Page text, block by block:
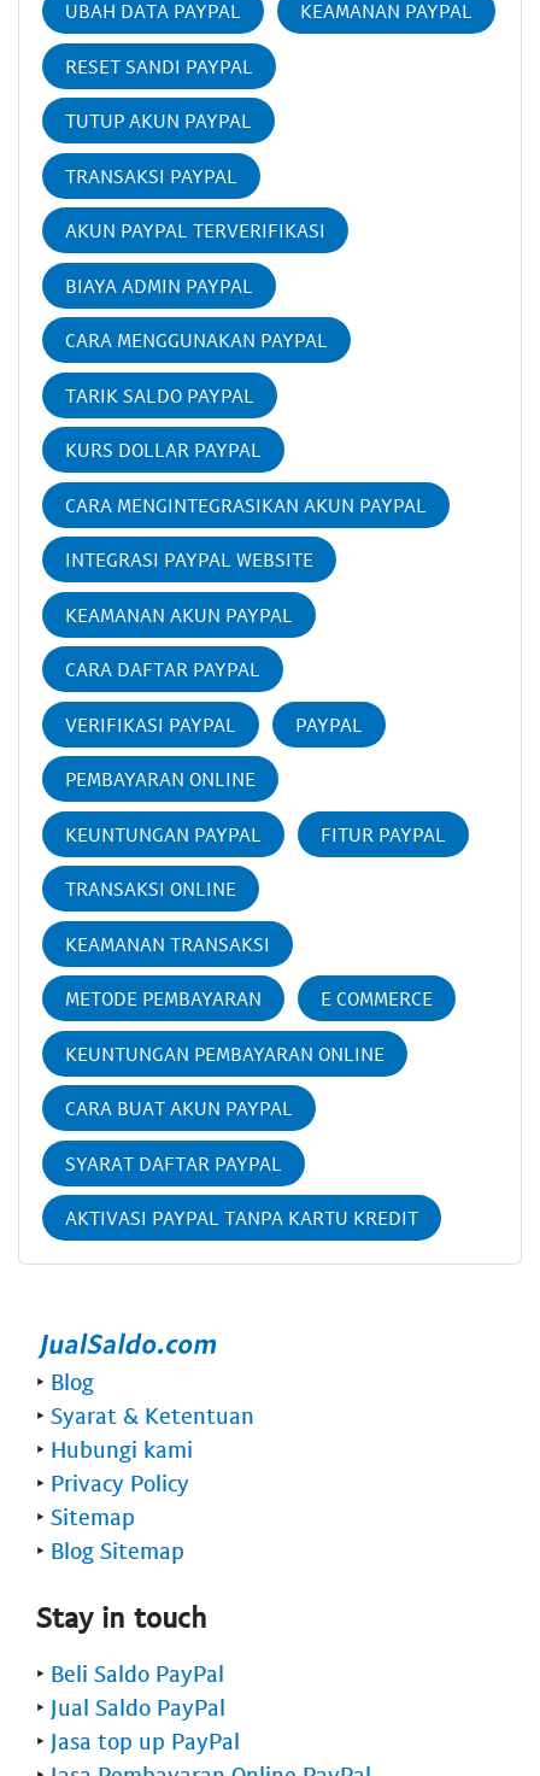
UBAH DATA PAYPAL KEAMANAN PAYPAL
RESET SANDI PAYPAL
TUTUP AKUN PAYPAL
TRANSAKSI PAYPAL
AKUN PAYPAL TERVERIFIKASI
BIAYA ADMIN PAYPAL
CARA MENGGUNAKAN PAYPAL
TARIK SALDO PAYPAL
KURS DOLLAR PAYPAL
CARA MENGINTEGRASIKAN AKUN PAYPAL
INTEGRASI PAYPAL WEBSITE
KEAMANAN AKUN PAYPAL
CARA DAFTAR PAYPAL
VERIFIKASI PAYPAL PAYPAL
PEMBAYARAN ONLINE
KEUNTUNGAN PAYPAL FITUR PAYPAL
TRANSAKSI ONLINE
KEAMANAN TRANSAKSI
METODE PEMBAYARAN E COMMERCE
KEUNTUNGAN PEMBAYARAN ONLINE
CARA BUAT AKUN PAYPAL
SYARAT DAFTAR PAYPAL
AKTIVASI PAYPAL TANPA KARTU KREDIT
‣ Blog
‣ Syarat & Ketentuan
‣ Hubungi kami
‣ Privacy Policy
‣ Sitemap
‣ Blog Sitemap
Stay in touch
‣ Beli Saldo PayPal
‣ Jual Saldo PayPal
‣ Jasa top up PayPal